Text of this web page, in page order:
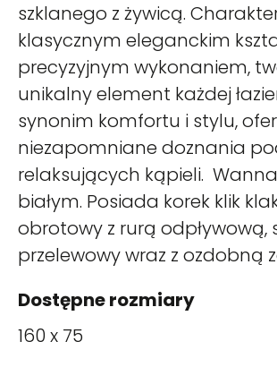
szklanego z żywicą.
klasycznym eleganckim
precyzyjnym wykonaniem,
unikalny element każdej
synonim komfortu i stylu,
niezapomniane doznania
relaksujących kąpieli.
białym. Posiada korek klik
obrotowy z rurą odpływową,
przelewowy wraz z ozdobną
Dostępne rozmiary
160 x 75